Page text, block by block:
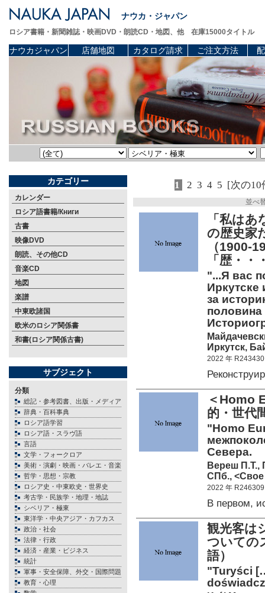
ナウカ・ジャパン
ロシア書籍・新聞雑誌・映画DVD・朗読CD・地図、他 在庫15000タイトル
ナウカジャパン 店舗地図 カタログ請求 ご注文方法
カテゴリー
カレンダー
ロシア語書籍/Книги
古書
映像DVD
朗読、その他CD
音楽CD
地図
楽譜
中東欧諸国
欧米のロシア関係書
和書(ロシア関係古書)
サブジェクト
分類
総記・参考図書、出版・メディア
辞典・百科事典
ロシア語学習
ロシア語・スラヴ語
言語
文学・フォークロア
美術・演劇・映画・バレエ・音楽
哲学・思想・宗教
ロシア史・中東欧史・世界史
考古学・民族学・地理・地誌
シベリア・極東
東洋学・中央アジア・カフカス
政治・社会
法律・行政
経済・産業・ビジネス
統計
軍事・安全保障、外交・国際問題
教育・心理
1 2 3 4 5 [次の10
並べ
「私は
の歴史家
（1900-
「歴・・
"...Я вас
за
половина
Иркутск,
2022 年 R243430
＜Homo
的・世代
"Homo
Севера.
Вереш П.Т.,
СПб., <Свое
2022 年 R246309
В первом,
観光客は
ついて
語）
"Turyści